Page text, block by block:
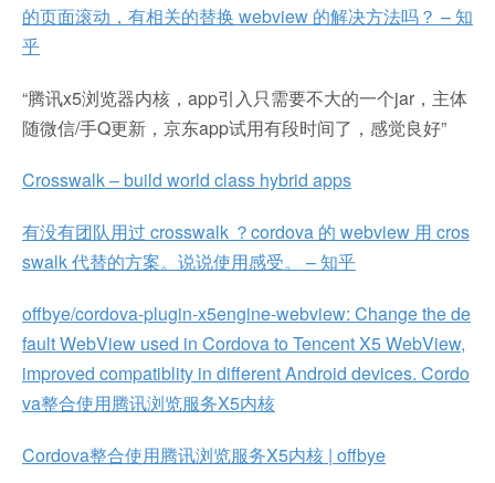
的页面滚动，有相关的替换 webview 的解决方法吗？ – 知
乎
“腾讯x5浏览器内核，app引入只需要不大的一个jar，主体
随微信/手Q更新，京东app试用有段时间了，感觉良好”
Crosswalk – build world class hybrid apps
有没有团队用过 crosswalk ？cordova 的 webview 用 cros
swalk 代替的方案。说说使用感受。 – 知乎
offbye/cordova-plugin-x5engine-webview: Change the de
fault WebView used in Cordova to Tencent X5 WebView,
improved compatiblity in different Android devices. Cordo
va整合使用腾讯浏览服务X5内核
Cordova整合使用腾讯浏览服务X5内核 | offbye